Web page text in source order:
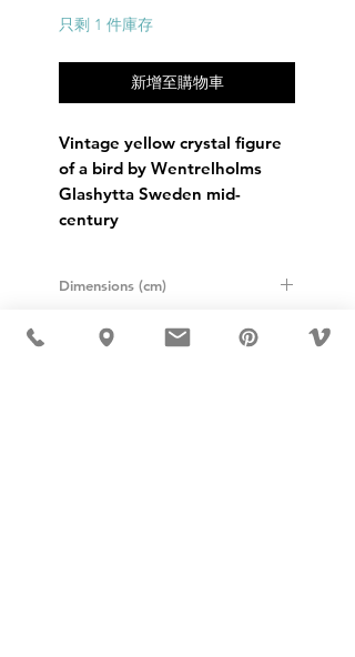
只剩 1 件庫存
新增至購物車
Vintage yellow crystal figure
of a bird by Wentrelholms
Glashytta Sweden mid-
century
Dimensions (cm)
Width: 6cm